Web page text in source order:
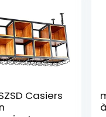
Casiers